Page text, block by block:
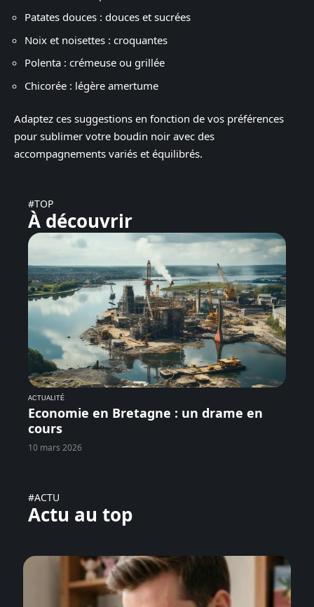
Patates douces : douces et sucrées
Noix et noisettes : croquantes
Polenta : crémeuse ou grillée
Chicorée : légère amertume
Adaptez ces suggestions en fonction de vos préférences
pour sublimer votre boudin noir avec des
accompagnements variés et équilibrés.
#TOP
À découvrir
ACTUALITÉ
Economie en Bretagne : un drame en
cours
10 mars 2026
#ACTU
Actu au top